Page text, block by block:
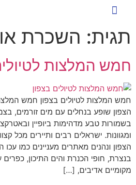
תגית: השכרת
חמש המלצות
חמש המלצות לטיולים בצפון חמש
הצפון שופע בנחלים עם מים זורמים,
בשמורות טבע מדהימות ביופיין
ומגוונות. ישראלים רבים ותיירים מכל
הצפון ונהנים מאתרים מעניינים כמו עכו
בנצרת, חופי הכנרת והים התיכון, כפרים
מקומיים אדיבים, […]